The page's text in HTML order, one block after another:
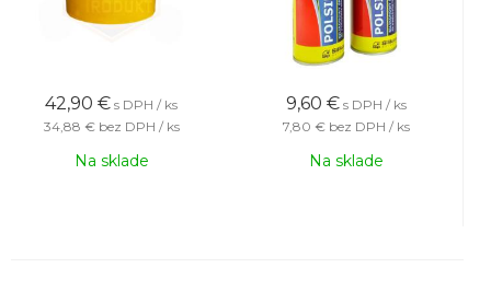
42,90 € s DPH / ks
34,88 € bez DPH / ks
Na sklade
9,60 € s DPH / ks
7,80 € bez DPH / ks
Na sklade